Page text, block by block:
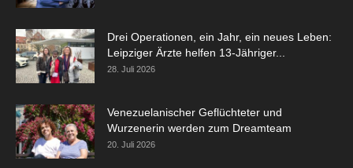
Drei Operationen, ein Jahr, ein neues Leben:
Leipziger Ärzte helfen 13-Jähriger...
28. Juli 2026
Venezuelanischer Geflüchteter und
Wurzenerin werden zum Dreamteam
20. Juli 2026